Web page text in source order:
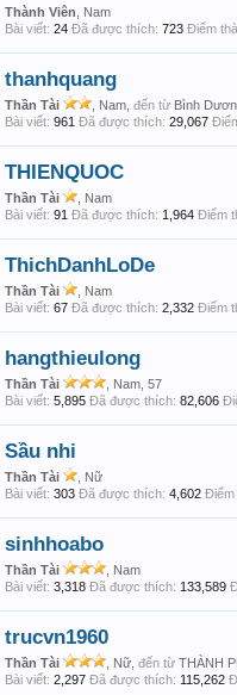
Thành Viên , Nam
Bài viết: 24 Đã được thích: 723 Điểm
thanhquang
Thần Tài , Nam, đến từ Bình
Bài viết: 961 Đã được thích: 29,067
THIENQUOC
Thần Tài
, Nam
Bài viết: 91 Đã được thích: 1,964 Điểm
ThichDanhLoDe
Thần Tài
, Nam
Bài viết: 67 Đã được thích: 2,332 Điểm
hangthieulong
Thần Tài
, Nam, 57
Bài viết: 5,895 Đã được thích: 82,606
Sầu nhi
Thần Tài
, Nữ
Bài viết: 303 Đã được thích: 4,602 Điểm
sinhhoabo
Thần Tài
, Nam
Bài viết: 3,318 Đã được thích: 133,589
trucvn1960
Thần Tài , Nữ, đến từ THÀNH
Bài viết: 2,297 Đã được thích: 115,262